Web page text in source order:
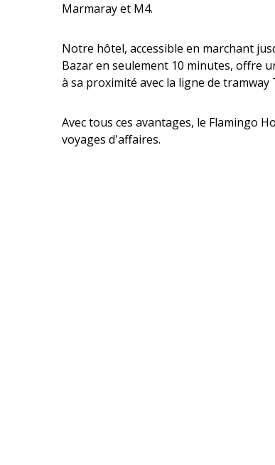
Marmaray et M4.
Notre hôtel, accessible en marchant
Bazar en seulement 10 minutes, offre
à sa proximité avec la ligne de
Avec tous ces avantages, le Flamingo
voyages d'affaires.